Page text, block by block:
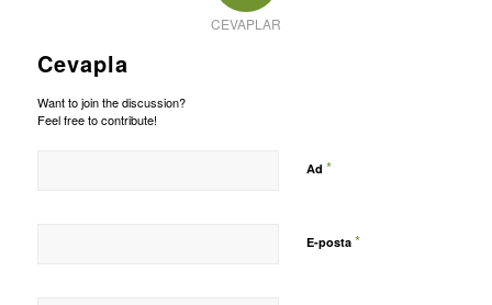
CEVAPLAR
Cevapla
Want to join the discussion?
Feel free to contribute!
Ad *
E-posta *